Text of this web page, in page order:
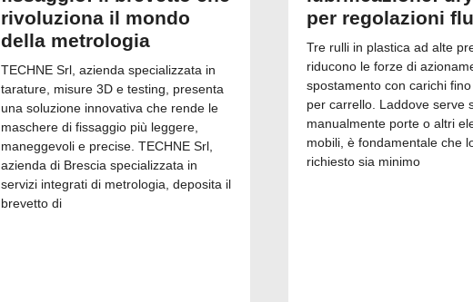
rivoluziona il mondo
della metrologia
TECHNE Srl, azienda specializzata in
tarature, misure 3D e testing, presenta
una soluzione innovativa che rende le
maschere di fissaggio più leggere,
maneggevoli e precise. TECHNE Srl,
azienda di Brescia specializzata in
servizi integrati di metrologia, deposita il
brevetto di
per regolazioni
Tre rulli in plastica ad alte
riducono le forze di
spostamento con carichi
per carrello. Laddove serve
manualmente porte o altri
mobili, è fondamentale che
richiesto sia minimo